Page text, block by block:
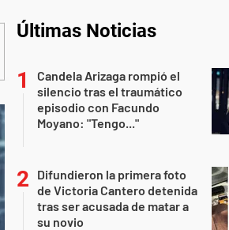
Últimas Noticias
Candela Arizaga rompió el
silencio tras el traumático
episodio con Facundo
Moyano: "Tengo..."
Difundieron la primera foto
de Victoria Cantero detenida
tras ser acusada de matar a
su novio